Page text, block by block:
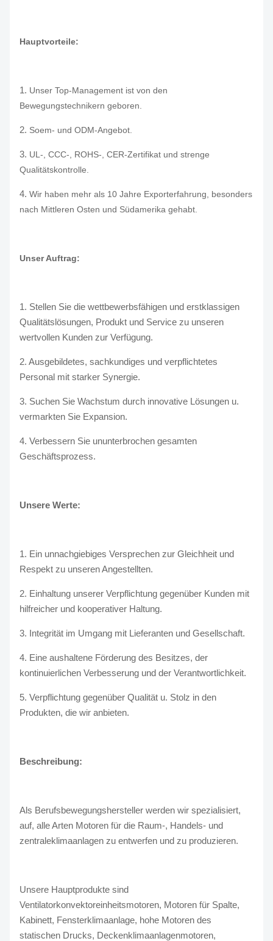
Hauptvorteile:
1. Unser Top-Management ist von den
Bewegungstechnikern geboren.
2. Soem- und ODM-Angebot.
3. UL-, CCC-, ROHS-, CER-Zertifikat und strenge
Qualitätskontrolle.
4. Wir haben mehr als 10 Jahre Exporterfahrung, besonders
nach Mittleren Osten und Südamerika gehabt.
Unser Auftrag:
1. Stellen Sie die wettbewerbsfähigen und erstklassigen
Qualitätslösungen, Produkt und Service zu unseren
wertvollen Kunden zur Verfügung.
2. Ausgebildetes, sachkundiges und verpflichtetes
Personal mit starker Synergie.
3. Suchen Sie Wachstum durch innovative Lösungen u.
vermarkten Sie Expansion.
4. Verbessern Sie ununterbrochen gesamten
Geschäftsprozess.
Unsere Werte:
1. Ein unnachgiebiges Versprechen zur Gleichheit und
Respekt zu unseren Angestellten.
2. Einhaltung unserer Verpflichtung gegenüber Kunden mit
hilfreicher und kooperativer Haltung.
3. Integrität im Umgang mit Lieferanten und Gesellschaft.
4. Eine aushaltene Förderung des Besitzes, der
kontinuierlichen Verbesserung und der Verantwortlichkeit.
5. Verpflichtung gegenüber Qualität u. Stolz in den
Produkten, die wir anbieten.
Beschreibung:
Als Berufsbewegungshersteller werden wir spezialisiert,
auf, alle Arten Motoren für die Raum-, Handels- und
zentraleklimaanlagen zu entwerfen und zu produzieren.
Unsere Hauptprodukte sind
Ventilatorkonvektoreinheitsmotoren, Motoren für Spalte,
Kabinett, Fensterklimaanlage, hohe Motoren des
statischen Drucks, Deckenklimaanlagenmotoren,